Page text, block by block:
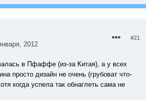
2012
#21
в Пфаффе (из-за Китая), а у всех
просто дизайн не очень (грубоват что-
когда успела так обнаглеть сама не